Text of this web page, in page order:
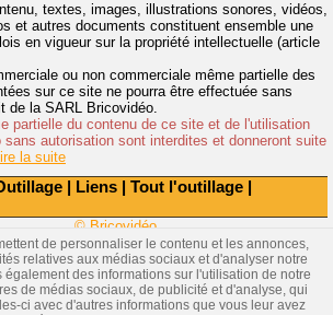
| Liens | Tout l'outillage |
textes, images, illustrations sonores, vidéos,
et autres documents constituent ensemble une
en vigueur sur la propriété intellectuelle (article
ou non commerciale même partielle des
sur ce site ne pourra être effectuée sans
de la SARL Bricovidéo.
partielle du contenu de ce site et de l'utilisation
sans autorisation sont interdites et donneront suite
la suite
© Bricovidéo
de personnaliser le contenu et les annonces,
relatives aux médias sociaux et d'analyser notre
également des informations sur l'utilisation de notre
de médias sociaux, de publicité et d'analyse, qui
ci avec d'autres informations que vous leur avez